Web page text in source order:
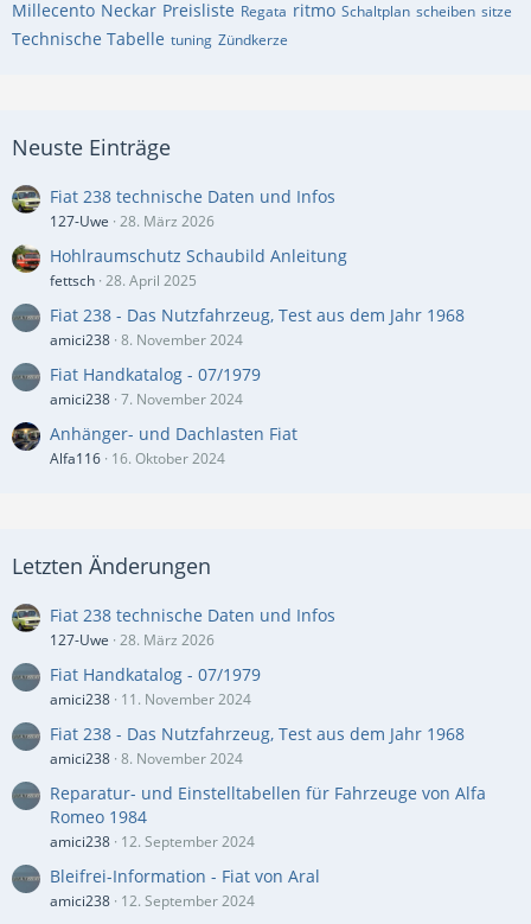
Millecento Neckar Preisliste Regata ritmo Schaltplan scheiben sitze
Technische Tabelle tuning Zündkerze
Neuste Einträge
Fiat 238 technische Daten und Infos
127-Uwe 28. März 2026
Hohlraumschutz Schaubild Anleitung
fettsch 28. April 2025
Fiat 238 - Das Nutzfahrzeug, Test aus dem Jahr 1968
amici238 8. November 2024
Fiat Handkatalog - 07/1979
amici238 7. November 2024
Anhänger- und Dachlasten Fiat
Alfa116 16. Oktober 2024
Letzten Änderungen
Fiat 238 technische Daten und Infos
127-Uwe 28. März 2026
Fiat Handkatalog - 07/1979
amici238 11. November 2024
Fiat 238 - Das Nutzfahrzeug, Test aus dem Jahr 1968
amici238 8. November 2024
Reparatur- und Einstelltabellen für Fahrzeuge von Alfa
Romeo 1984
amici238 12. September 2024
Bleifrei-Information - Fiat von Aral
amici238 12. September 2024